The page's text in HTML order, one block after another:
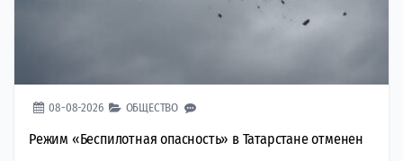
08-08-2026 ОБЩЕСТВО
Режим «Беспилотная опасность» в Татарстане отменен